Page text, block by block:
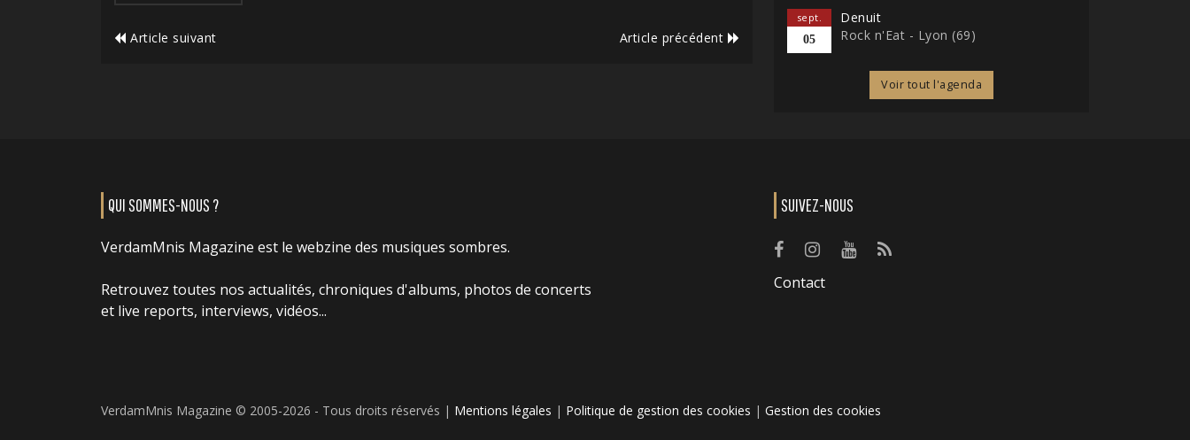
Article suivant Article précédent
sept.
05
Denuit
Rock n'Eat - Lyon (69)
Voir tout l'agenda
QUI SOMMES-NOUS ?
VerdamMnis Magazine est le webzine des musiques sombres.
Retrouvez toutes nos actualités, chroniques d'albums, photos de concerts
et live reports, interviews, vidéos...
SUIVEZ-NOUS
Contact
VerdamMnis Magazine © 2005-2026 - Tous droits réservés | Mentions légales | Politique de gestion des cookies | Gestion des cookies